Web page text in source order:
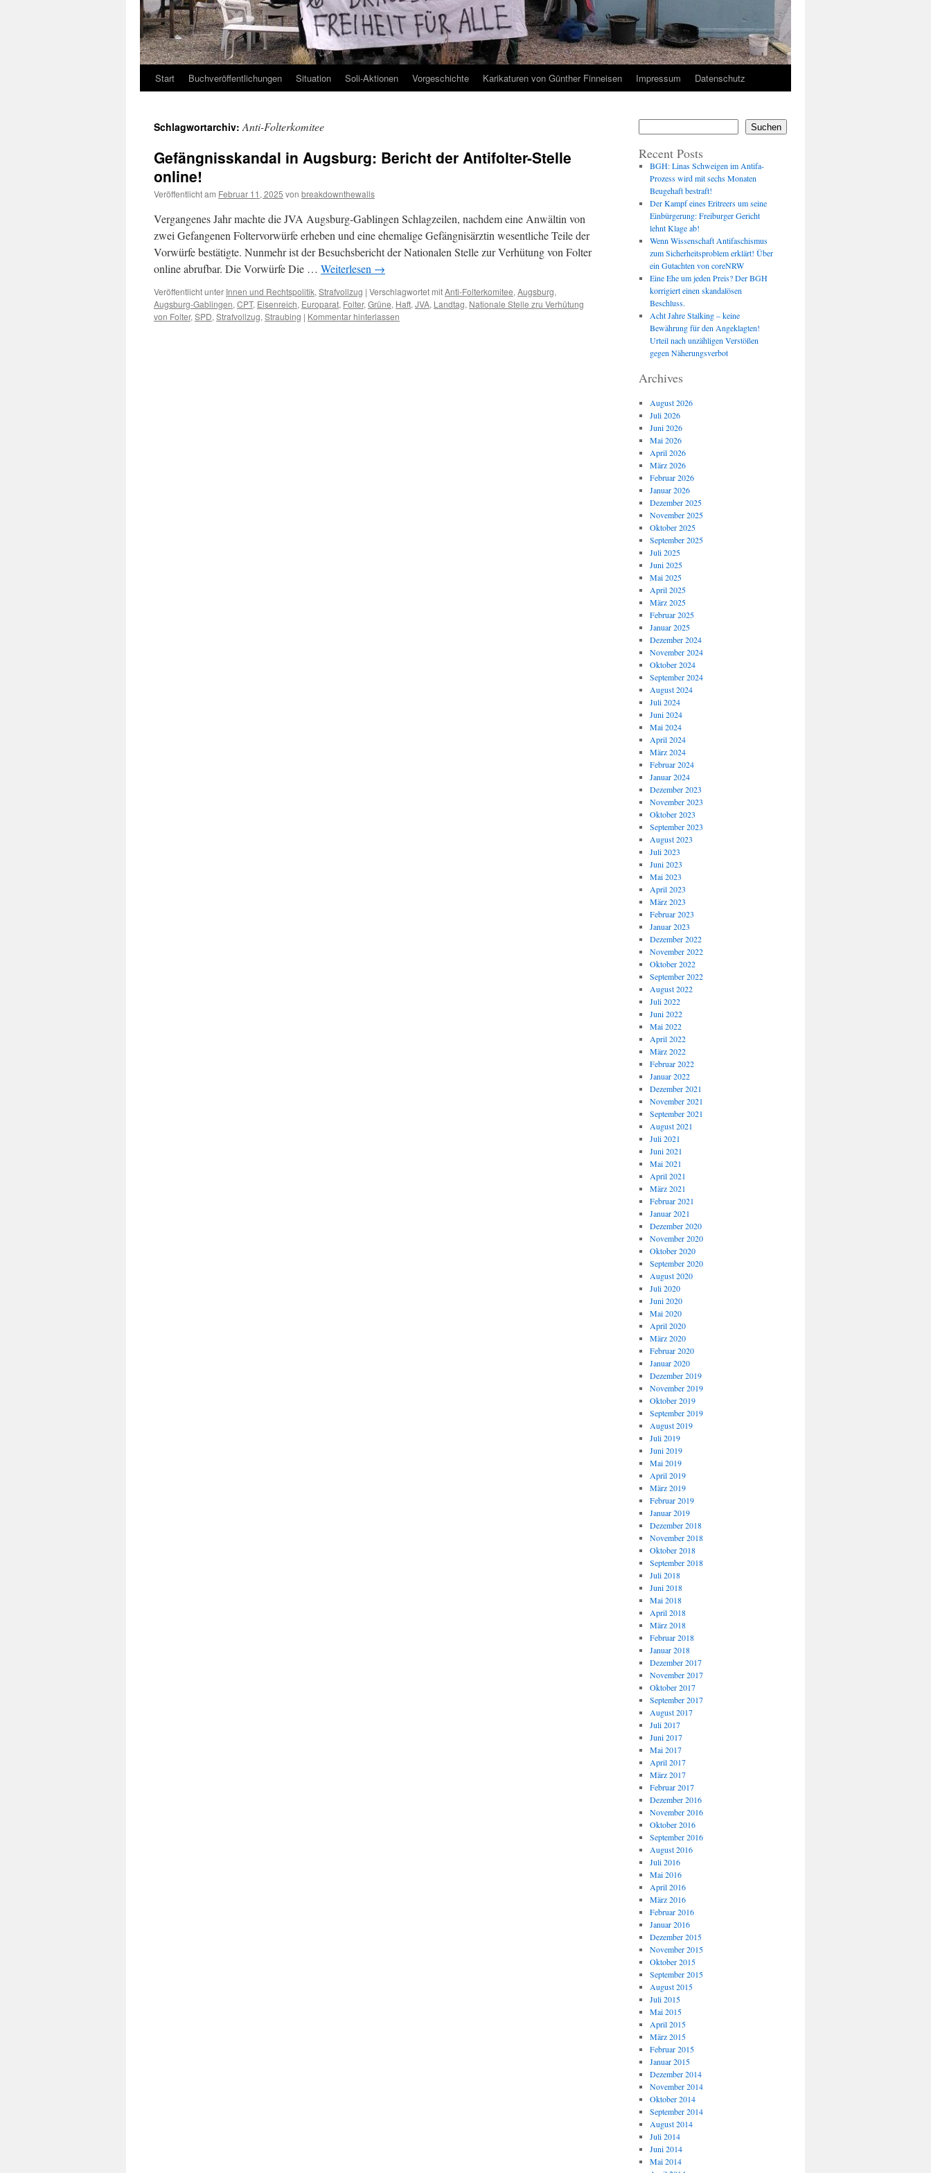
Start Buchveröffentlichungen Situation Soli-Aktionen Vorgeschichte Karikaturen von Günther Finneisen Impressum Datenschutz
Schlagwortarchiv:Anti-Folterkomitee
Gefängnisskandal in Augsburg: Bericht der Antifolter-Stelle
online!
Veröffentlicht am Februar 11, 2025 von breakdownthewalls
Vergangenes Jahr machte die JVA Augsburg-Gablingen Schlagzeilen, nachdem eine Anwältin von
zwei Gefangenen Foltervorwürfe erheben und eine ehemalige Gefängnisärztin wesentliche Teile der
Vorwürfe bestätigte. Nunmehr ist der Besuchsbericht der Nationalen Stelle zur Verhütung von Folter
online abrufbar. Die Vorwürfe Die … Weiterlesen →
Veröffentlicht unter Innen und Rechtspolitik, Strafvollzug | Verschlagwortet mitAnti-Folterkomitee, Augsburg,
Augsburg-Gablingen, CPT, Eisenreich, Europarat, Folter, Grüne, Haft, JVA, Landtag, Nationale Stelle zru Verhütung
von Folter, SPD, Strafvollzug, Straubing | Kommentar hinterlassen
Suchen
Recent Posts
BGH: Linas Schweigen im Antifa-
Prozess wird mit sechs Monaten
Beugehaft bestraft!
Der Kampf eines Eritreers um seine
Einbürgerung: Freiburger Gericht
lehnt Klage ab!
Wenn Wissenschaft Antifaschismus
zum Sicherheitsproblem erklärt! Über
ein Gutachten von coreNRW
Eine Ehe um jeden Preis? Der BGH
korrigiert einen skandalösen
Beschluss.
Acht Jahre Stalking – keine
Bewährung für den Angeklagten!
Urteil nach unzähligen Verstößen
gegen Näherungsverbot
Archives
August 2026
Juli 2026
Juni 2026
Mai 2026
April 2026
März 2026
Februar 2026
Januar 2026
Dezember 2025
November 2025
Oktober 2025
September 2025
Juli 2025
Juni 2025
Mai 2025
April 2025
März 2025
Februar 2025
Januar 2025
Dezember 2024
November 2024
Oktober 2024
September 2024
August 2024
Juli 2024
Juni 2024
Mai 2024
April 2024
März 2024
Februar 2024
Januar 2024
Dezember 2023
November 2023
Oktober 2023
September 2023
August 2023
Juli 2023
Juni 2023
Mai 2023
April 2023
März 2023
Februar 2023
Januar 2023
Dezember 2022
November 2022
Oktober 2022
September 2022
August 2022
Juli 2022
Juni 2022
Mai 2022
April 2022
März 2022
Februar 2022
Januar 2022
Dezember 2021
November 2021
September 2021
August 2021
Juli 2021
Juni 2021
Mai 2021
April 2021
März 2021
Februar 2021
Januar 2021
Dezember 2020
November 2020
Oktober 2020
September 2020
August 2020
Juli 2020
Juni 2020
Mai 2020
April 2020
März 2020
Februar 2020
Januar 2020
Dezember 2019
November 2019
Oktober 2019
September 2019
August 2019
Juli 2019
Juni 2019
Mai 2019
April 2019
März 2019
Februar 2019
Januar 2019
Dezember 2018
November 2018
Oktober 2018
September 2018
Juli 2018
Juni 2018
Mai 2018
April 2018
März 2018
Februar 2018
Januar 2018
Dezember 2017
November 2017
Oktober 2017
September 2017
August 2017
Juli 2017
Juni 2017
Mai 2017
April 2017
März 2017
Februar 2017
Dezember 2016
November 2016
Oktober 2016
September 2016
August 2016
Juli 2016
Mai 2016
April 2016
März 2016
Februar 2016
Januar 2016
Dezember 2015
November 2015
Oktober 2015
September 2015
August 2015
Juli 2015
Mai 2015
April 2015
März 2015
Februar 2015
Januar 2015
Dezember 2014
November 2014
Oktober 2014
September 2014
August 2014
Juli 2014
Juni 2014
Mai 2014